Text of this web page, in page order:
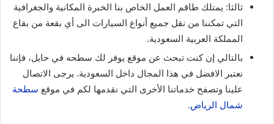
ثالثا: يمتلك طاقم العمل الخاص بنا الخبرة المكانية والجغرافية
التي تمكننا من نقل جميع أنواع السيارات الى أي بقعة من بقاع
المملكة العربية السعودية.
بالتالي إن كنت تبحث عن موقع يوفر لك سطحه في حايل، فإننا
نعتبر الافضل في هذا المجال داخل السعودية. يرجى الاتصال
علينا وتصفح خدماتنا الأخرى التي نقدمها لكم في موقع سطحة
شمال الرياض.